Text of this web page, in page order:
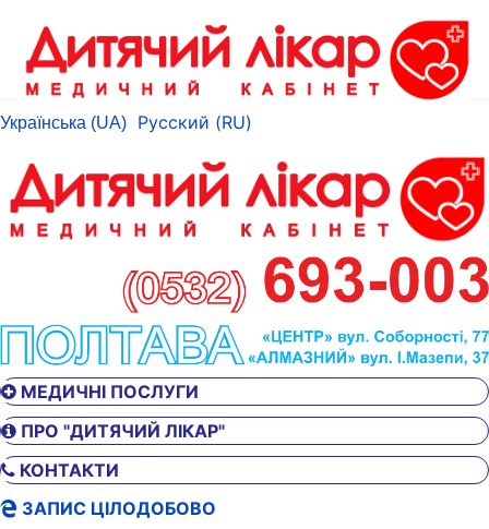
Українська (UA) Русский (RU)
МЕДИЧНІ ПОСЛУГИ
ПРО "ДИТЯЧИЙ ЛІКАР"
КОНТАКТИ
ЗАПИС ЦІЛОДОБОВО